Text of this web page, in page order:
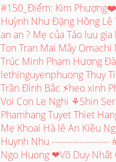
#150_Điểm: Kim
Huỳnh Như Đặng Hồng Lê
an an ? Mẹ của Táo luu gia
Ton Tran Mai Mây Omachi
Trúc Minh Pham Hương
lethinguyenphuong Thuy
Trần Đình Bắc ⚡heo xinh
Voi Con Le Nghi ⚘Shin
Phamhang Tuyet Thiet
Mẹ Khoai Hà lê An Kiều
Huynh Nhu -------------------
Ngo Huong ❤Võ Duy Nhất